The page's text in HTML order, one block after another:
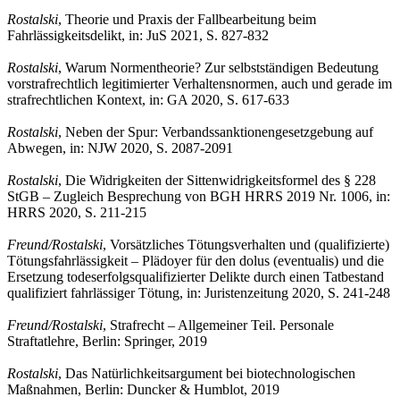
Rostalski, Theorie und Praxis der Fallbearbeitung beim
Fahrlässigkeitsdelikt, in: JuS 2021, S. 827-832
Rostalski, Warum Normentheorie? Zur selbstständigen Bedeutung
vorstrafrechtlich legitimierter Verhaltensnormen, auch und gerade im
strafrechtlichen Kontext, in: GA 2020, S. 617-633
Rostalski, Neben der Spur: Verbandssanktionengesetzgebung auf
Abwegen, in: NJW 2020, S. 2087-2091
Rostalski, Die Widrigkeiten der Sittenwidrigkeitsformel des § 228
StGB – Zugleich Besprechung von BGH HRRS 2019 Nr. 1006, in:
HRRS 2020, S. 211-215
Freund/Rostalski, Vorsätzliches Tötungsverhalten und (qualifizierte)
Tötungsfahrlässigkeit – Plädoyer für den dolus (eventualis) und die
Ersetzung todeserfolgsqualifizierter Delikte durch einen Tatbestand
qualifiziert fahrlässiger Tötung, in: Juristenzeitung 2020, S. 241-248
Freund/Rostalski, Strafrecht – Allgemeiner Teil. Personale
Straftatlehre, Berlin: Springer, 2019
Rostalski, Das Natürlichkeitsargument bei biotechnologischen
Maßnahmen, Berlin: Duncker & Humblot, 2019